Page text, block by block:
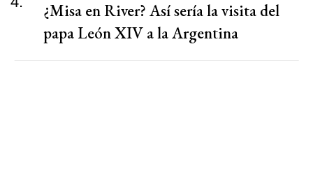
¿Misa en River? Así sería la visita del
papa León XIV a la Argentina